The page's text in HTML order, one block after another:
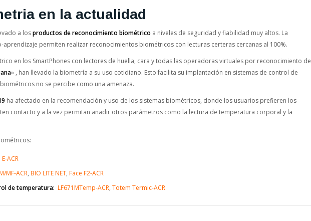
en la actualidad
a losproductos de reconocimiento biométrico a niveles de seguridad y fiabilidad muy altos. La
permiten realizar reconocimientos biométricos con lecturas certeras cercanas al 100%.
en los SmartPhones con lectores de huella, cara y todas las operadoras virtuales por reconocimiento de
» , han llevado la biometría a su uso cotidiano. Esto facilita su implantación en sistemas de control de
no se percibe como una amenaza.
ha afectado en la recomendación y uso de los sistemas biométricos, donde los usuarios prefieren los
contacto y a la vez permitan añadir otros parámetros como la lectura de temperatura corporal y la
ACR
MF-ACR, BIO LITE NET, Face F2-ACR
de temperatura: LF671MTemp-ACR, Totem Termic-ACR